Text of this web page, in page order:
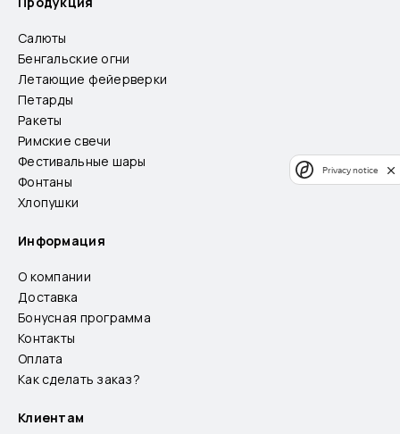
Салюты
Бенгальские огни
Летающие фейерверки
Петарды
Ракеты
Римские свечи
Фестивальные шары
Фонтаны
Хлопушки
Информация
О компании
Доставка
Бонусная программа
Контакты
Оплата
Как сделать заказ?
Клиентам
Privacy notice